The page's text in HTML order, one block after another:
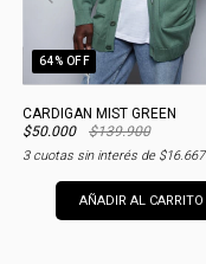
64% OFF
CARDIGAN MIST GREEN
$50.000
$139.900
3cuotas sin interés de $16.667
AÑADIR AL CARRITO